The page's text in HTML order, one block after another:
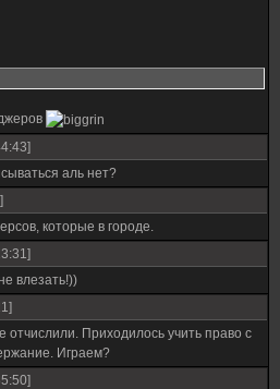
аль нет?
которые в городе.
влезать!))
Приходилось учить право с
Играем?